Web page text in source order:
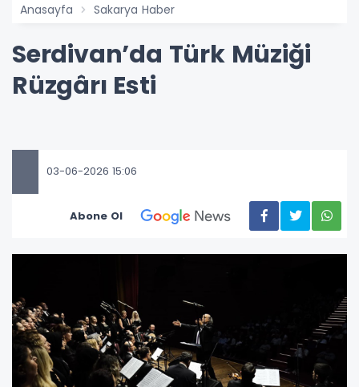
Anasayfa Sakarya Haber
Serdivan’da Türk Müziği
Rüzgârı Esti
03-06-2026 15:06
Abone Ol